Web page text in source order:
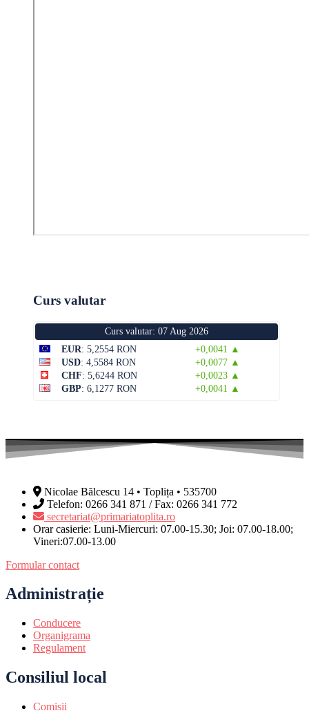
Curs valutar
Curs valutar: 07 Aug 2026
EUR: 5,2554 RON
+0,0041 ▲
USD: 4,5584 RON
+0,0077 ▲
CHF: 5,6244 RON
+0,0023 ▲
GBP: 6,1277 RON +0,0041 ▲
Nicolae Bălcescu 14 • Toplița • 535700
Telefon: 0266 341 871 / Fax: 0266 341 772
secretariat@primariatoplita.ro
Orar casierie: Luni-Miercuri: 07.00-15.30; Joi: 07.00-18.00;
Vineri:07.00-13.00
Formular contact
Administrație
Conducere
Organigrama
Regulament
Consiliul local
Comisii